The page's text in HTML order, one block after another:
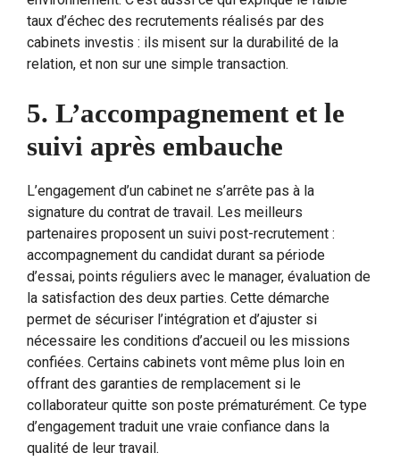
taux d’échec des recrutements réalisés par des
cabinets investis : ils misent sur la durabilité de la
relation, et non sur une simple transaction.
5. L’accompagnement et le
suivi après embauche
L’engagement d’un cabinet ne s’arrête pas à la
signature du contrat de travail. Les meilleurs
partenaires proposent un suivi post-recrutement :
accompagnement du candidat durant sa période
d’essai, points réguliers avec le manager, évaluation de
la satisfaction des deux parties. Cette démarche
permet de sécuriser l’intégration et d’ajuster si
nécessaire les conditions d’accueil ou les missions
confiées. Certains cabinets vont même plus loin en
offrant des garanties de remplacement si le
collaborateur quitte son poste prématurément. Ce type
d’engagement traduit une vraie confiance dans la
qualité de leur travail.